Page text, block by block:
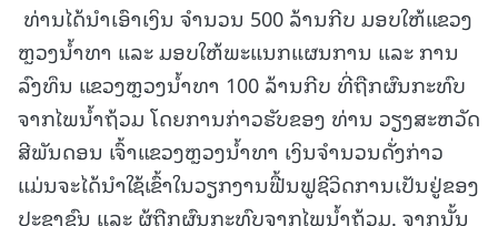
ທ່ານໄດ້ນໍາເອົາເງິນ ຈໍານວນ 500 ລ້ານກີບ ມອບໃຫ້ແຂວງ
ຫຼວງນໍ້າທາ ແລະ ມອບໃຫ້ພະແນກແຜນການ ແລະ ການ
ລົງທຶນ ແຂວງຫຼວງນໍ້າທາ 100 ລ້ານກີບ ທີ່ຖືກຜົນກະທົບ
ຈາກໄພນໍ້າຖ້ວມ ໂດຍການກ່າວຮັບຂອງ ທ່ານ ວຽງສະຫວັດ
ສີພັນດອນ ເຈົ້າແຂວງຫຼວງນໍ້າທາ ເງິນຈໍານວນດັ່ງກ່າວ
ແມ່ນຈະໄດ້ນໍາໃຊ້ເຂົ້າໃນວຽກງານຟື້ນຟູຊີວິດການເປັນຢູ່ຂອງ
ປະຊາຊົນ ແລະ ຜູ້ຖືກຜົນກະທົບຈາກໄພນໍ້າຖ້ວມ. ຈາກນັ້ນ